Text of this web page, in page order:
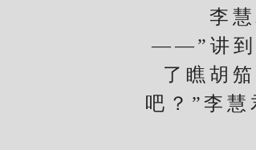
李慧君
——”讲到
了瞧胡
吧？”李